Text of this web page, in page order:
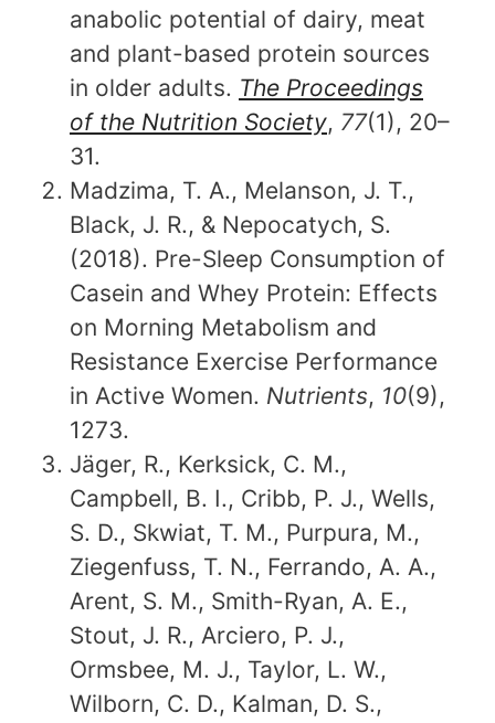
anabolic potential of dairy, meat
and plant-based protein sources
in older adults. The Proceedings
of the Nutrition Society, 77(1), 20–
31.
Madzima, T. A., Melanson, J. T.,
Black, J. R., & Nepocatych, S.
(2018). Pre-Sleep Consumption of
Casein and Whey Protein: Effects
on Morning Metabolism and
Resistance Exercise Performance
in Active Women. Nutrients, 10(9),
1273.
Jäger, R., Kerksick, C. M.,
Campbell, B. I., Cribb, P. J., Wells,
S. D., Skwiat, T. M., Purpura, M.,
Ziegenfuss, T. N., Ferrando, A. A.,
Arent, S. M., Smith-Ryan, A. E.,
Stout, J. R., Arciero, P. J.,
Ormsbee, M. J., Taylor, L. W.,
Wilborn, C. D., Kalman, D. S.,